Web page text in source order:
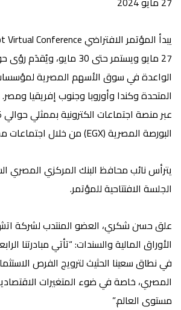
27 مايو ويستمر حتى 30 مايو،
الواعدة في سوق الأسهم المصرية
المتحدة وكندا وأوروبا وجنوب إفريقيا
البورصة المصرية (EGX) من خلال اجتماعات مجمعة وأخرى ثنائية.
يترأس نائب محافظ البنك المركزي المصري
الجلسة الافتتاحية للمؤتمر.
علق حسن شكري، العضو المنتدب لشركة
في نطاق سعينا الحثيث لترويج الفرص
المصري، خاصة في ضوء المتغيرات
مستوى العالم.”